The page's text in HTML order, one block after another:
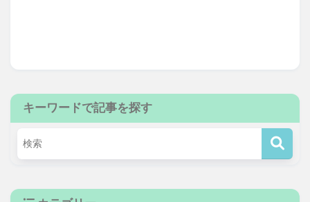
キーワードで記事を探す